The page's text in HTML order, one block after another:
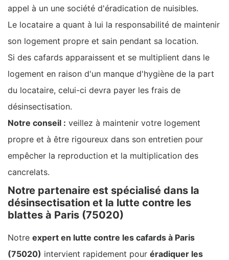
appel à un une société d'éradication de nuisibles.
Le locataire a quant à lui la responsabilité de maintenir
son logement propre et sain pendant sa location.
Si des cafards apparaissent et se multiplient dans le
logement en raison d'un manque d'hygiène de la part
du locataire, celui-ci devra payer les frais de
désinsectisation.
Notre conseil : veillez à maintenir votre logement
propre et à être rigoureux dans son entretien pour
empêcher la reproduction et la multiplication des
cancrelats.
Notre partenaire est spécialisé dans la
désinsectisation et la lutte contre les
blattes à Paris (75020)
Notre expert en lutte contre les cafards à Paris
(75020) intervient rapidement pour éradiquer les